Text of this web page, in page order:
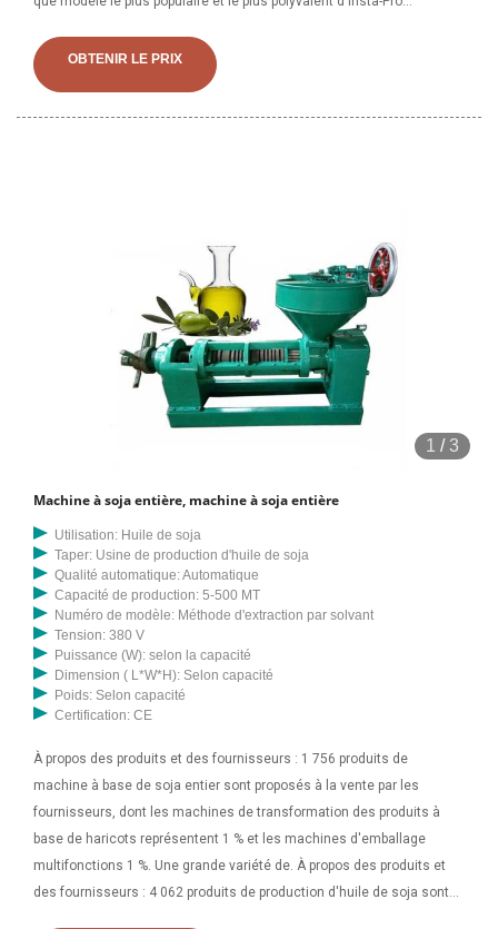
ou associée à une presse à huile Insta-Pro pour fabriquer des produits
ExPress® ou équipée de préconditionneurs de vapeur pour fabriquer
OBTENIR LE PRIX
1 /3
Machine à soja entière, machine à soja entière
Utilisation: Huile de soja
Taper: Usine de production d'huile de soja
Qualité automatique: Automatique
Capacité de production: 5-500 MT
Numéro de modèle: Méthode d'extraction par solvant
Tension: 380 V
Puissance (W): selon la capacité
Dimension ( L*W*H): Selon capacité
Poids: Selon capacité
Certification: CE
À propos des produits et des fournisseurs : 1 756 produits de
machine à base de soja entier sont proposés à la vente par les
fournisseurs, dont les machines de transformation des produits à
base de haricots représentent 1 % et les machines d'emballage
multifonctions 1 %. Une grande variété de. À propos des produits et
des fournisseurs : 4 062 produits de production d'huile de soja sont